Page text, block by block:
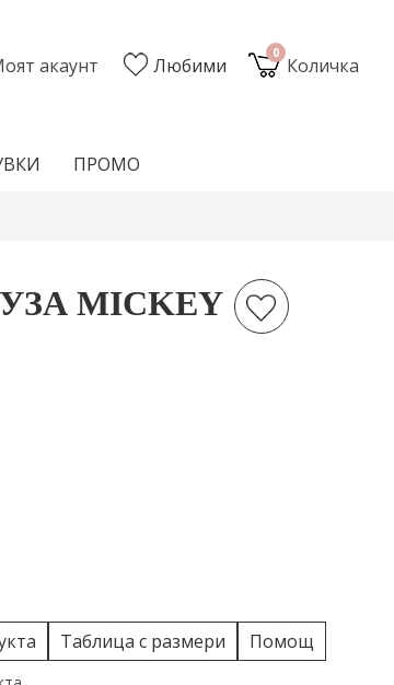
0
Количка
Любими
акаунт
ПРОМО
MICKEY
Таблица с размери Помощ